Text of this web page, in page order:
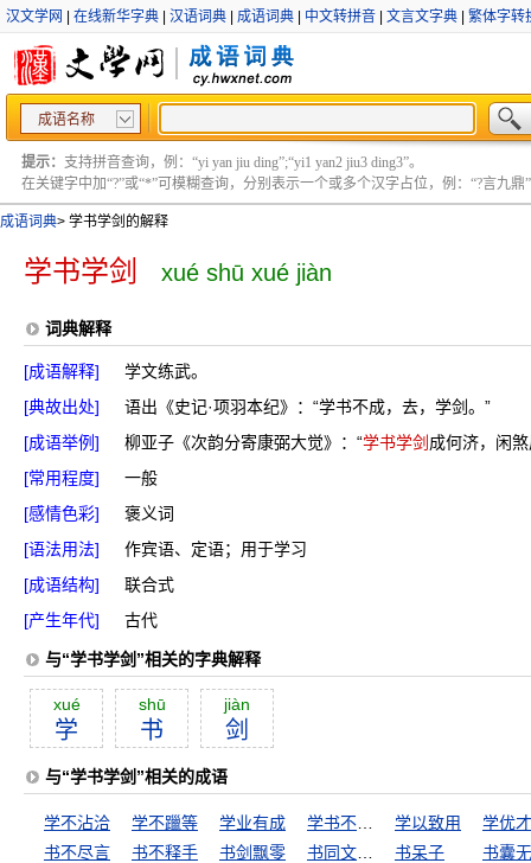
汉文学网 在线新华字典 汉语词典 成语词典 中文转拼音 文言文字典 繁体字转
成语名称
提示： 支持拼音查询，例：“yi yan jiu ding”;“yi1 yan2 jiu3 ding3”。
在关键字中加“?”或“*”可模糊查询，分别表示一个或多个汉字占位，例：“?言九鼎”
成语词典> 学书学剑的解释
学书学剑 xué shū xué jiàn
词典解释
[成语解释]
学文练武。
[典故出处]
语出《史记·项羽本纪》：“学书不成，去，学剑。”
[成语举例]
柳亚子《次韵分寄康弼大觉》：“学书学剑 成何济，闲
[常用程度]
一般
[感情色彩]
褒义词
[语法用法]
作宾语、定语；用于学习
[成语结构]
联合式
[产生年代]
古代
与“学书学剑”相关的字典解释
xué
学
shū
书
jiàn
剑
与“学书学剑”相关的成语
学不沾洽 学不躐等 学业有成 学以致用
学优
书不尽言
书不释手 书剑飘零 书呆子
书囊